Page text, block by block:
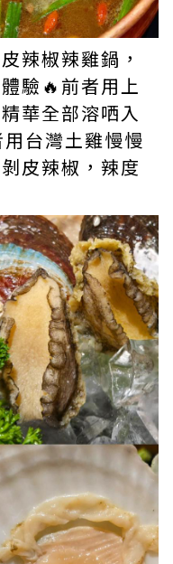
辣椒辣雞鍋，
驗🔥前者用上
華全部溶哂入
台灣土雞慢慢
皮辣椒，辣度